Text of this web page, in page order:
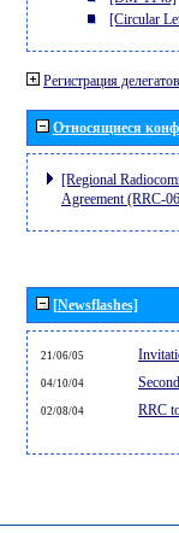
[Circular
Регистрация делегатов
Относящиеся
[Regional
Agreement (RRC-
[Newsflashes]
21/06/05
04/10/04
02/08/04 RRC